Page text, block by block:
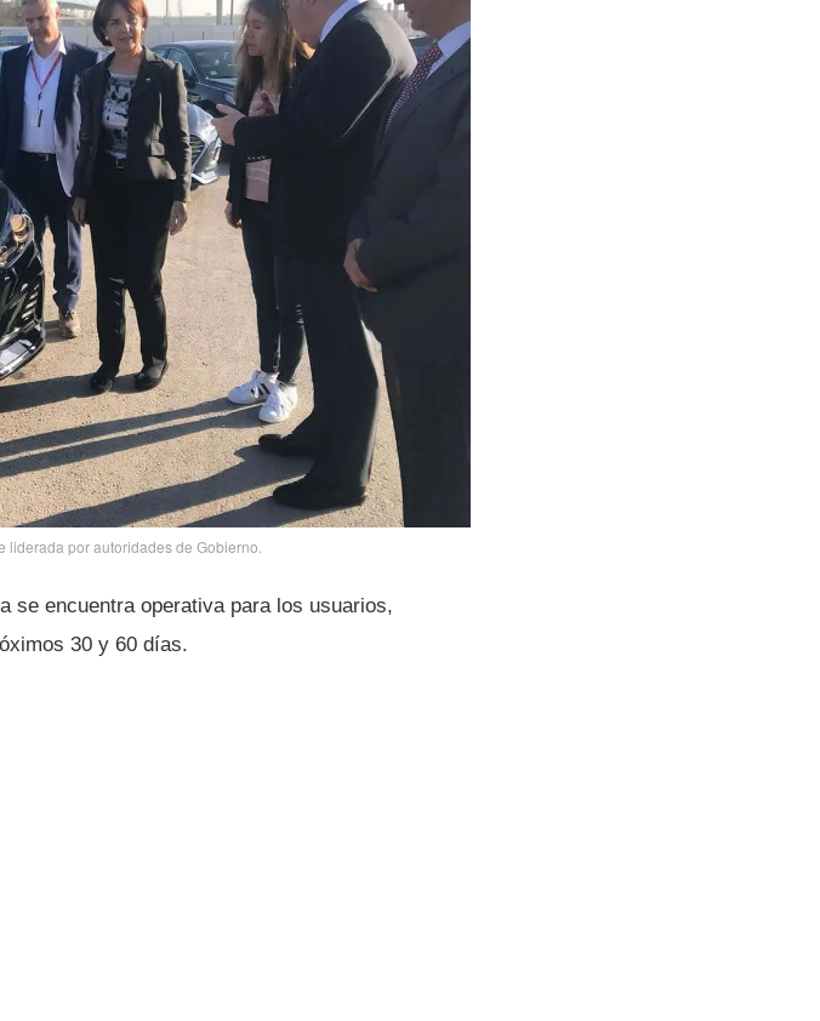
por autoridades de Gobierno.
se encuentra operativa para los usuarios,
30 y 60 dí­as.